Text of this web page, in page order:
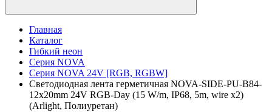
Главная
Каталог
Гибкий неон
Серия NOVA
Серия NOVA 24V [RGB, RGBW]
Светодиодная лента герметичная NOVA-SIDE-PU-B84-
12x20mm 24V RGB-Day (15 W/m, IP68, 5m, wire x2)
(Arlight, Полиуретан)